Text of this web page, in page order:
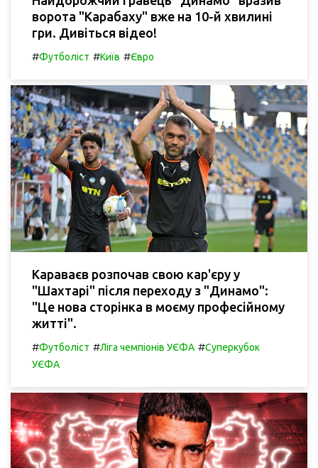
ворота "Карабаху" вже на 10-й хвилині
гри. Дивіться відео!
#Футболіст #Київ #Євро
Караваєв розпочав свою кар'єру у
"Шахтарі" після переходу з "Динамо":
"Це нова сторінка в моєму професійному
житті".
#Футболіст #Ліга чемпіонів УЄФА #Суперкубок
УЄФА